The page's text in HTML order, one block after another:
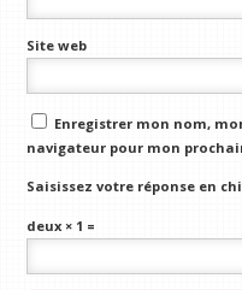
Site web
Enregistrer mon nom,
navigateur pour mon
Saisissez votre réponse en
deux × 1 =